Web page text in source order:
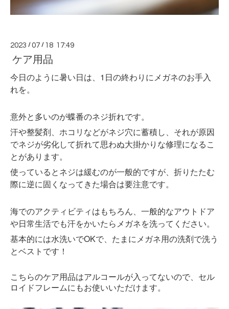
2023 /07 / 18 17:49
ケア用品
今日のように暑い日は、1日の終わりにメガネのお手入
れを。
意外と多いのが蝶番のネジ折れです。
汗や整髪剤、ホコリなどがネジ穴に蓄積し、それが原因
でネジが劣化して折れて思わぬ大掛かりな修理になるこ
とがあります。
使っているとネジは緩むのが一般的ですが、折りたたむ
際に逆に固くなってきた場合は要注意です。
海でのアクティビティはもちろん、一般的なアウトドア
や日常生活でも汗をかいたらメガネを洗ってください。
基本的には水洗いでOKで、たまにメガネ用の洗剤で洗う
とベストです！
こちらのケア用品はアルコールが入ってないので、セル
ロイドフレームにもお使いいただけます。